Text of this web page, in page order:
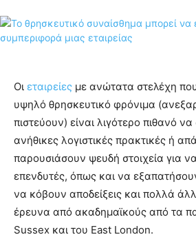
Οι εταιρείες με ανώτατα στελέχη
υψηλό θρησκευτικό φρόνιμα
πιστεύουν) είναι λιγότερο πιθανό
ανήθικες λογιστικές πρακτικές ή
παρουσιάσουν ψευδή στοιχεία για
επενδυτές, όπως και να
να κόβουν αποδείξεις και πολλά
έρευνα από ακαδημαϊκούς από τα
Sussex και του East London.